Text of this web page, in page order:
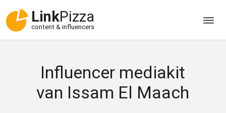
LinkPizza
content & influencers
Influencer mediakit
van Issam El Maach